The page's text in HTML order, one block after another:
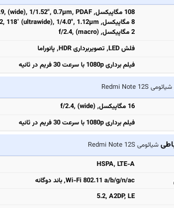
108 مگاپیکسل, f/1.9, (wide), 1/1.52", 0.7µm, PDAF
8 مگاپیکسل, f/2.2, 118˚ (ultrawide), 1/4.0", 1.12µm
2 مگاپیکسل, f/2.4, (macro)
فلش LED, تصویربرداری HDR, پانوراما
فیلم برداری 1080p با سرعت 30 فریم در ثانیه
شیائومی Redmi Note 12S
16 مگاپیکسل, f/2.4, (wide)
فیلم برداری 1080p با سرعت 30 فریم در ثانیه
شیائومی Redmi Note 12S
HSPA, LTE-A
Wi-Fi 802.11 a/b/g/n/ac, باند دوگانه
5.2, A2DP, LE